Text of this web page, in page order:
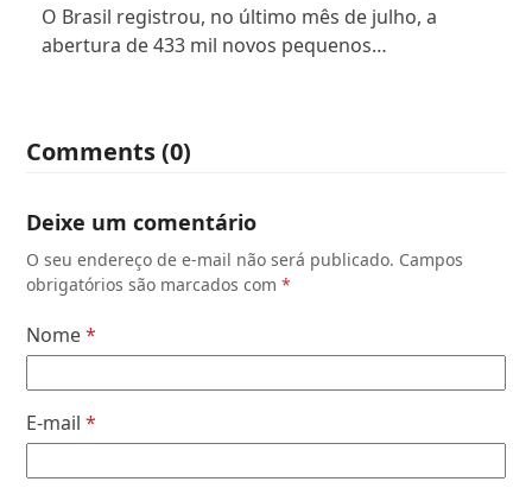
O Brasil registrou, no último mês de julho, a
abertura de 433 mil novos pequenos…
Comments (0)
Deixe um comentário
O seu endereço de e-mail não será publicado. Campos
obrigatórios são marcados com*
Nome*
E-mail*